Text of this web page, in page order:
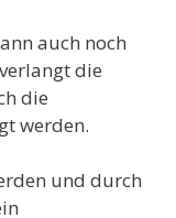
auch noch
die
die
werden.
und durch